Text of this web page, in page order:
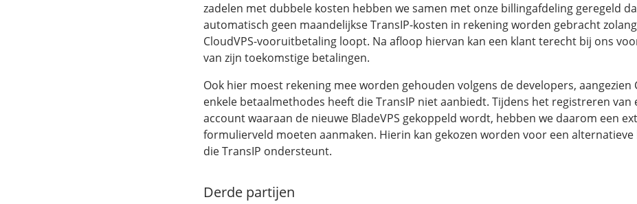
zadelen met dubbele kosten hebben we samen met onze billingafdeling geregeld
automatisch geen maandelijkse TransIP-kosten in rekening worden gebracht
CloudVPS-vooruitbetaling loopt. Na afloop hiervan kan een klant terecht bij ons
van zijn toekomstige betalingen.
Ook hier moest rekening mee worden gehouden volgens de developers, aangezien
enkele betaalmethodes heeft die TransIP niet aanbiedt. Tijdens het registreren van
account waaraan de nieuwe BladeVPS gekoppeld wordt, hebben we daarom een
formulierveld moeten aanmaken. Hierin kan gekozen worden voor een
die TransIP ondersteunt.
Derde partijen